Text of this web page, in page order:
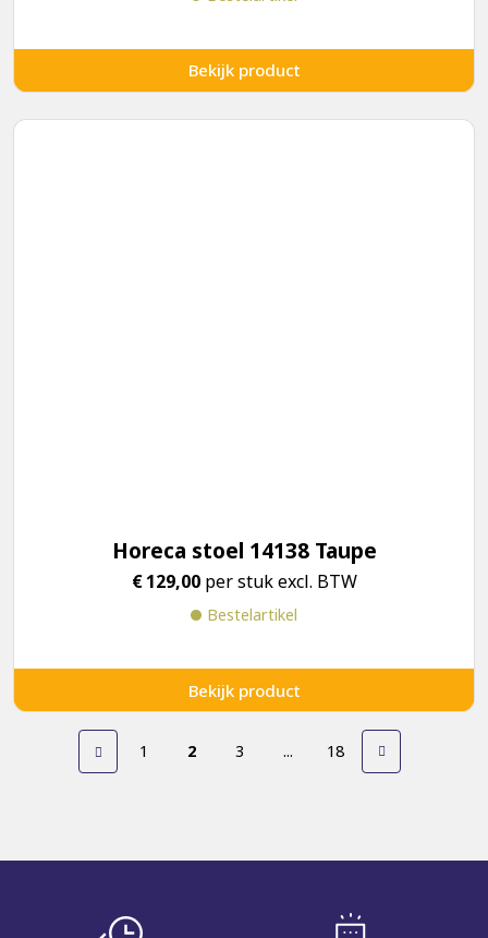
Bekijk product
Horeca stoel 14138 Taupe
€ 129,00per stuk excl. BTW
Bestelartikel
Bekijk product
1 2 3 ... 18